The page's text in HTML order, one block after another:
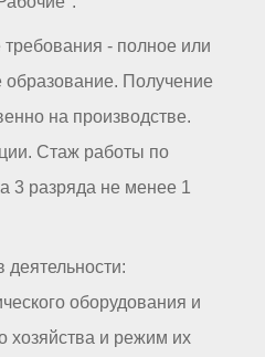
- полное или
Получение
на производстве.
Стаж работы по
3 разряда не менее 1
деятельности:
оборудования и
хозяйства и режим их